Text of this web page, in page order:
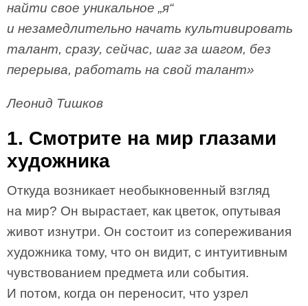
найти свое уникальное „я“
и незамедлительно начать культивировать
талант, сразу, сейчас, шаг за шагом, без
пере­рыва, работать на свой талант»
Леонид Тишков
1. Смотрите на мир глазами
художника
Откуда возникает необыкновенный взгляд
на мир? Он вырастает, как цветок, опутывая
живот изнутри. Он состоит из сопереживания
художника тому, что он видит, с интуитивным
чувствованием предмета или события.
И потом, когда он переносит, что узрел